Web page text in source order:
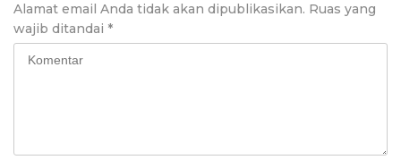
Alamat email Anda tidak akan dipublikasikan. Ruas yang
wajib ditandai *